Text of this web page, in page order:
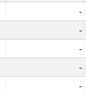
-
-
-
-
-